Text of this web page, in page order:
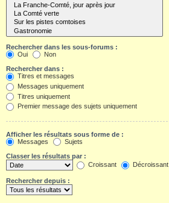
Rechercher dans les sous-forums :
Oui
Non
Rechercher dans :
Titres et messages
Messages uniquement
Titres uniquement
Premier message des sujets uniquement
Afficher les résultats sous forme de :
Messages
Sujets
Classer les résultats par :
Croissant
Décroissant
Rechercher depuis :